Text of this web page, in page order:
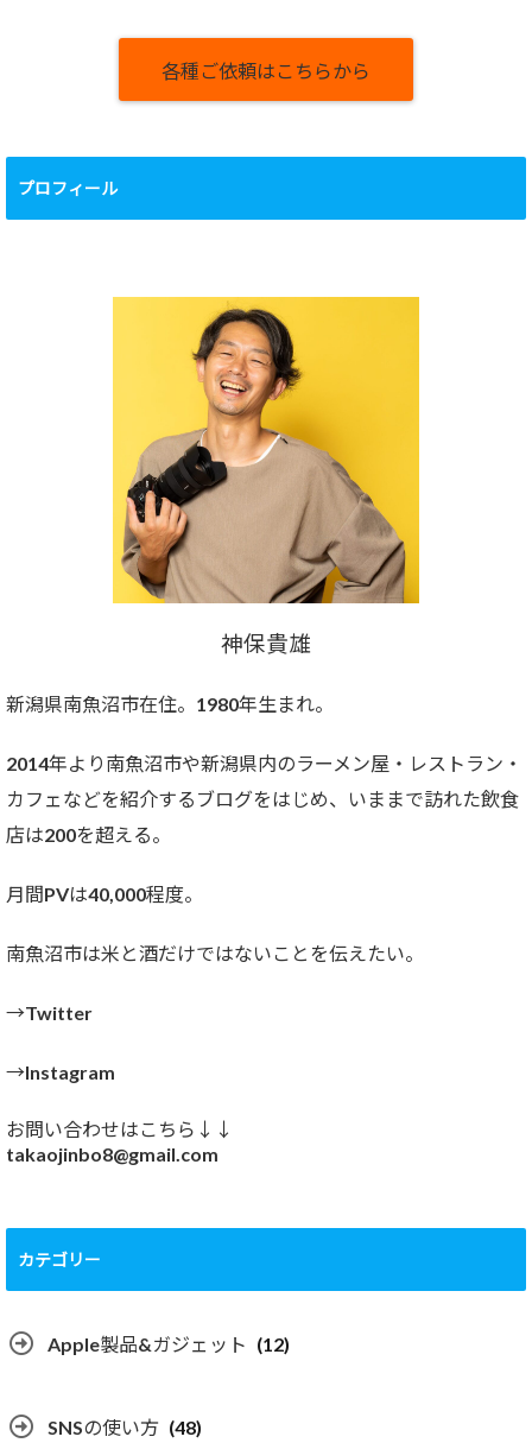
各種ご依頼はこちらから
プロフィール
神保貴雄
新潟県南魚沼市在住。1980年生まれ。
2014年より南魚沼市や新潟県内のラーメン屋・レストラン・
カフェなどを紹介するブログをはじめ、いままで訪れた飲食
店は200を超える。
月間PVは40,000程度。
南魚沼市は米と酒だけではないことを伝えたい。
→Twitter
→Instagram
お問い合わせはこちら↓↓
takaojinbo8@gmail.com
カテゴリー
Apple製品&ガジェット (12)
SNSの使い方 (48)